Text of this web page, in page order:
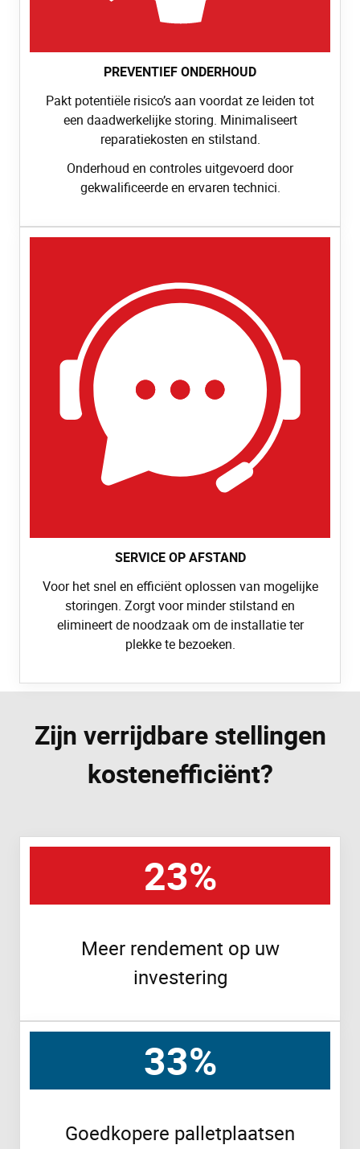
PREVENTIEF ONDERHOUD
Pakt potentiële risico’s aan voordat ze leiden tot
een daadwerkelijke storing. Minimaliseert
reparatiekosten en stilstand.
Onderhoud en controles uitgevoerd door
gekwalificeerde en ervaren technici.
SERVICE OP AFSTAND
Voor het snel en efficiënt oplossen van mogelijke
storingen. Zorgt voor minder stilstand en
elimineert de noodzaak om de installatie ter
plekke te bezoeken.
Zijn verrijdbare stellingen
kostenefficiënt?
23%
Meer rendement op uw
investering
33%
Goedkopere palletplaatsen